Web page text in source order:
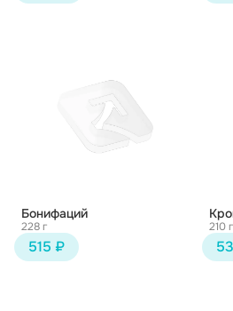
Бонифаций
228 г
515 ₽
210 г